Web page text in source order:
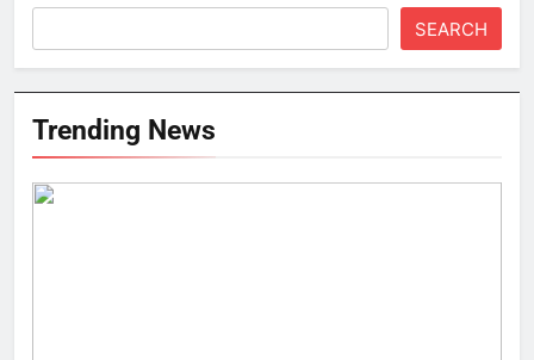
SEARCH
Trending News